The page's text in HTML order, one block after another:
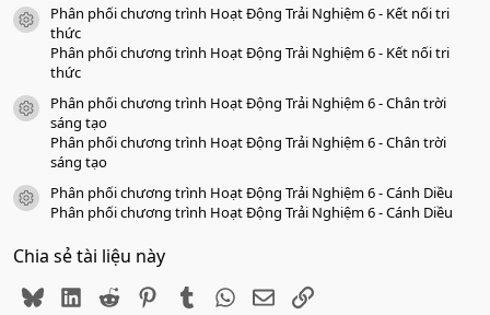
icon tài liệu
Phân phối chương trình Hoạt Động Trải Nghiệm 6 - Kết nối tri
thức
Phân phối chương trình Hoạt Động Trải Nghiệm 6 - Kết nối tri
thức
icon tài liệu
Phân phối chương trình Hoạt Động Trải Nghiệm 6 - Chân trời
sáng tạo
Phân phối chương trình Hoạt Động Trải Nghiệm 6 - Chân trời
sáng tạo
icon tài liệu
Phân phối chương trình Hoạt Động Trải Nghiệm 6 - Cánh Diều
Phân phối chương trình Hoạt Động Trải Nghiệm 6 - Cánh Diều
Chia sẻ tài liệu này
BlueskyLinkedIn
Reddit PinterestTumblr WhatsApp
EmailLink